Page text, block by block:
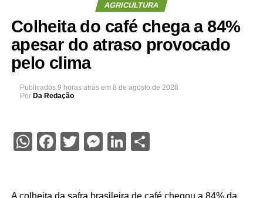
AGRICULTURA
Colheita do café chega a 84%
apesar do atraso provocado
pelo clima
Publicados 9 horas atrás em 8 de agosto de 2026
Por Da Redação
WhatsApp
Facebook
Twitter
Messenger
LinkedIn
Share
A colheita da safra brasileira de café chegou a 84% da